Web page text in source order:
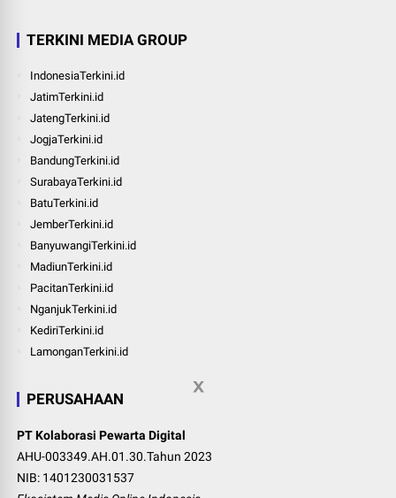
TERKINI MEDIA GROUP
IndonesiaTerkini.id
JatimTerkini.id
JatengTerkini.id
JogjaTerkini.id
BandungTerkini.id
SurabayaTerkini.id
BatuTerkini.id
JemberTerkini.id
BanyuwangiTerkini.id
MadiunTerkini.id
PacitanTerkini.id
NganjukTerkini.id
KediriTerkini.id
LamonganTerkini.id
PERUSAHAAN
PT Kolaborasi Pewarta Digital
AHU-003349.AH.01.30.Tahun 2023
NIB: 1401230031537